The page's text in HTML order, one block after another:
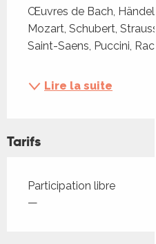
Œuvres de Bach, Händel,
Mozart, Schubert,
Saint-Saens, Puccini,
Lire la suite
Tarifs
Tarifs 2026
Participation libre
—